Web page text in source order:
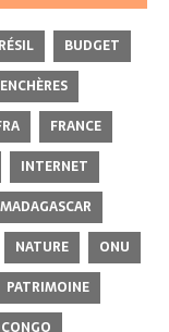
BUDGET
ENCHÈRES
FRANCE
INTERNET
MADAGASCAR
NATURE
ONU
PATRIMOINE